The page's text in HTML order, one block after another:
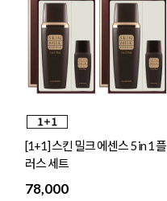
[1+1] 스킨 밀크 에센스 5 in 1 플
러스 세트
78,000